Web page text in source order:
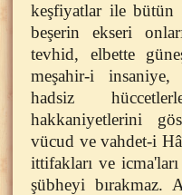
keşfiyatlar ile
beşerin ekseri
tevhid, elbette
meşahir-i
hadsiz
hakkaniyetlerini
vücud ve vahdet-i
ittifakları ve
şübheyi bırakmaz.